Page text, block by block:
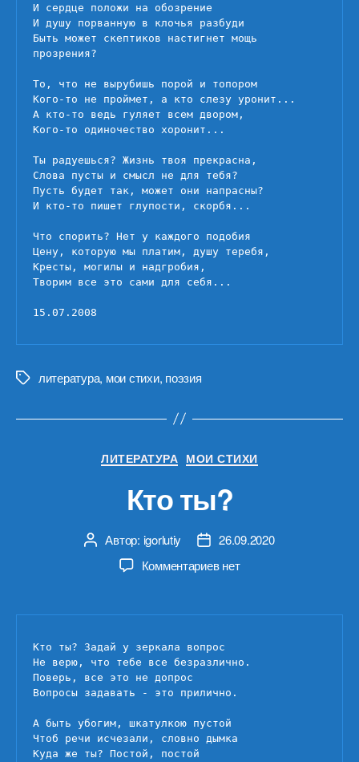
И сердце положи на обозрение
И душу порванную в клочья разбуди
Быть может скептиков настигнет мощь
прозрения?
То, что не вырубишь порой и топором
Кого-то не проймет, а кто слезу уронит...
А кто-то ведь гуляет всем двором,
Кого-то одиночество хоронит...
Ты радуешься? Жизнь твоя прекрасна,
Слова пусты и смысл не для тебя?
Пусть будет так, может они напрасны?
И кто-то пишет глупости, скорбя...
Что спорить? Нет у каждого подобия
Цену, которую мы платим, душу теребя,
Кресты, могилы и надгробия,
Творим все это сами для себя...
15.07.2008
Меткилитература, мои стихи, поэзия
Рубрики
ЛИТЕРАТУРА МОИ СТИХИ
Кто ты?
Автор
записи
Автор: igorlutiy
Дата26.09.2020
Комментариевк
ты?
нет
Кто ты? Задай у зеркала вопрос
Не верю, что тебе все безразлично.
Поверь, все это не допрос
Вопросы задавать - это прилично.
А быть убогим, шкатулкою пустой
Чтоб речи исчезали, словно дымка
Куда же ты? Постой, постой